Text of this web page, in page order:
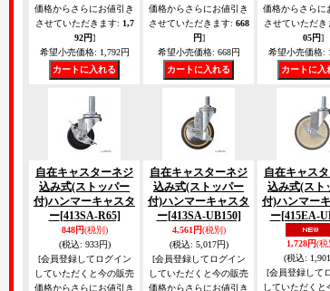
価格からさらにお値引き
させていただきます: 1,7
92円]
希望小売価格: 1,792円
価格からさらにお値引き
させていただきます: 668
円]
希望小売価格: 668円
価格からさらに
させていただき
05円]
希望小売価格:
自在キャスターネジ
込み式(ストッパー
付)ハンマーキャスタ
ー[413SA-R65]
848円(税別)
(税込: 933円)
[会員登録してログイン
していただくと今の販売
価格からさらにお値引き
自在キャスターネジ
込み式(ストッパー
付)ハンマーキャスタ
ー[413SA-UB150]
4,561円(税別)
(税込: 5,017円)
[会員登録してログイン
していただくと今の販売
価格からさらにお値引き
自在キャス
込み式(スト
付)ハンマー
ー[415EA-
1,728円(税
(税込:
[会員登録して
していただくと